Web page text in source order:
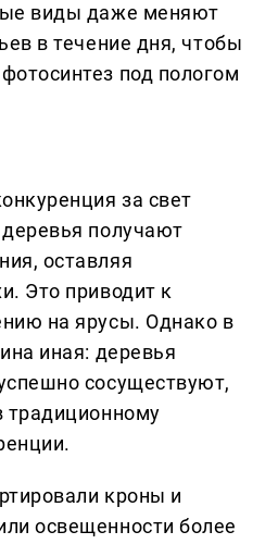
виды даже меняют
в течение дня, чтобы
под пологом
за свет
получают
оставляя
Это приводит к
на ярусы. Однако в
иная: деревья
сосуществуют,
традиционному
кроны и
освещенности более